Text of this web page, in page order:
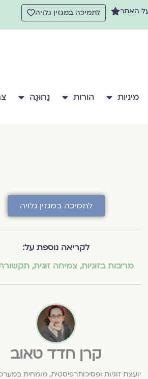
האתר לתמיכה במגזין גלויה
מיניות הורות נָחוּגָה
לתמיכה במגזין גלויה
לקריאה נוספת על:
מריבות בזוגיות,צמיחה זוגית,תקשורת
קרן חדד טאוב
יועצת זוגיות ופסיכותרפיסטית, מומחית